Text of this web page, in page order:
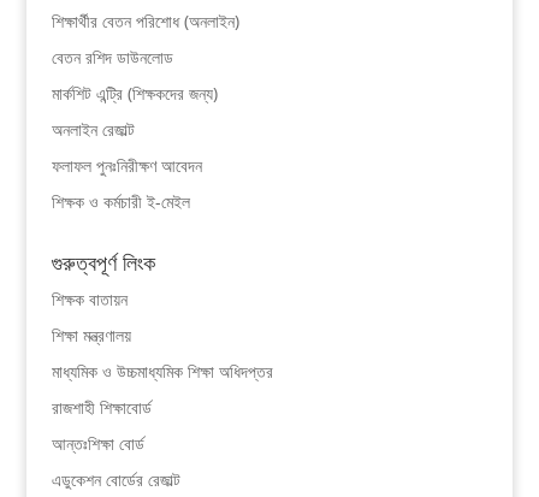
শিক্ষার্থীর বেতন পরিশোধ (অনলাইন)
বেতন রশিদ ডাউনলোড
মার্কশিট এন্ট্রি (শিক্ষকদের জন্য)
অনলাইন রেজাল্ট
ফলাফল পুনঃনিরীক্ষণ আবেদন
শিক্ষক ও কর্মচারী ই-মেইল
গুরুত্বপূর্ণ লিংক
শিক্ষক বাতায়ন
শিক্ষা মন্ত্রণালয়
মাধ্যমিক ও উচ্চমাধ্যমিক শিক্ষা অধিদপ্তর
রাজশাহী শিক্ষাবোর্ড
আন্তঃশিক্ষা বোর্ড
এডুকেশন বোর্ডের রেজাল্ট